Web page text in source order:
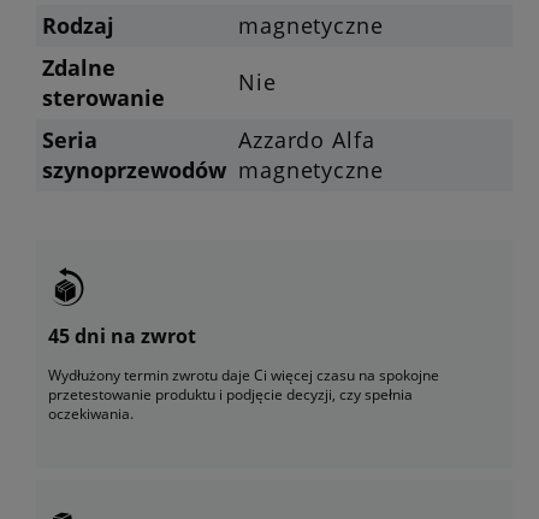
Rodzaj
magnetyczne
Zdalne
sterowanie
Nie
Seria
szynoprzewodów
Azzardo Alfa
magnetyczne
45 dni na zwrot
Wydłużony termin zwrotu daje Ci więcej czasu na spokojne
przetestowanie produktu i podjęcie decyzji, czy spełnia
oczekiwania.